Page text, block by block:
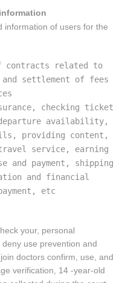
information of users for the
contracts related to
settlement of fees
checking ticket
availability,
providing content,
service, earning
and payment, shipping
and financial
etc
your, personal
use prevention and
doctors confirm, use, and
verification, 14 -year-old